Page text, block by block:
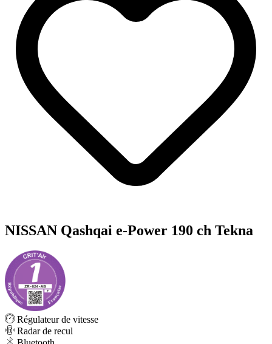
NISSAN Qashqai e-Power 190 ch Tekna
Régulateur de vitesse
Radar de recul